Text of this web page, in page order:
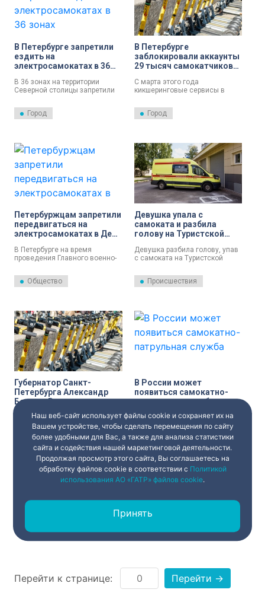
В Петербурге запретили
ездить на
электросамокатах в 36
В 36 зонах на территории
Северной столицы запретили
Об этом рассказали в пресс-
службе городского комитета
Город
В Петербурге
заблокировали аккаунты
29 тысяч самокатчиков-
С марта этого года
кикшеринговые сервисы в
заблокировали более 29 тысяч
аккаунтов самокатчиков-
Город
Петербуржцам запретили
передвигаться на
электросамокатах в День
В Петербурге на время
проведения Главного военно-
Военно-морского флота (ВМФ)
будет запрещено
Госавтоинспекции города.
Общество
Девушка упала с
самоката и разбила
голову на Туристской
Девушка разбила голову, упав
с самоката на Туристской
Петербурга.
Происшествия
Губернатор Санкт-
Петербурга Александр
Беглов: В центре города
запретят ездить на
электросамокатах в день
генеральной репетиции
Главного военно-
морского парада
Запрет передвижения на
самокатах и других средствах
индивидуальной мобильности
введен в центральных районах
города в день проведения
генеральной репетиции
Главного военно-морского
Город
В России может
появиться самокатно-
патрульная служба
В России может появиться
самокатно-патрульная служба
(СПС) для контроля за
движением электросамокатов.
С таким предложением
выступил депутат
Государственной Думы Сергей
Колунов.
Общество
Перейти к странице: Перейти →
Наш веб-сайт использует файлы cookie и сохраняет их на
Вашем устройстве, чтобы сделать перемещения по сайту
более удобными для Вас, а также для анализа статистики
сайта и содействия нашей маркетинговой деятельности.
Продолжая просмотр этого сайта, Вы соглашаетесь на
обработку файлов cookie в соответствии с Политикой
использования АО «ГАТР» файлов cookie.
Принять